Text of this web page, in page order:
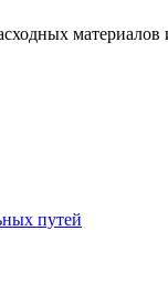
материалов
путей